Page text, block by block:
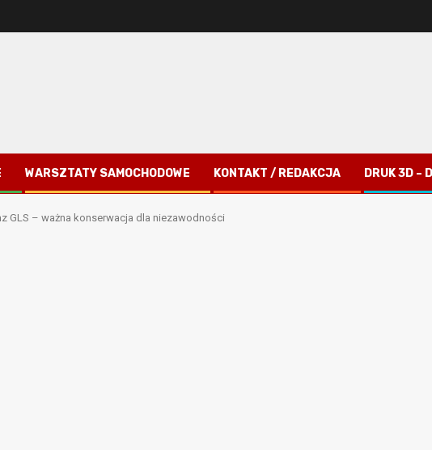
WARSZTATY SAMOCHODOWE KONTAKT / REDAKCJA DRUK 3D –
GLS – ważna konserwacja dla niezawodności